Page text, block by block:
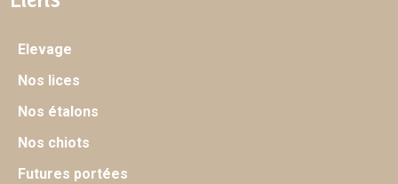
Elevage
Nos lices
Nos étalons
Nos chiots
Futures portées